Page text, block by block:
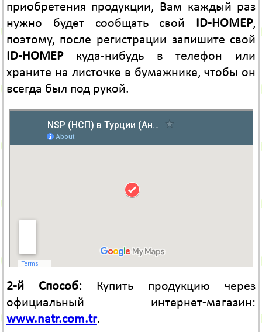
приобретения продукции, Вам каждый раз
нужно будет сообщать свой ID-НОМЕР,
поэтому, после регистрации запишите свой
ID-НОМЕРкуда-нибудь в телефон или
храните на листочке в бумажнике, чтобы он
всегда был под рукой.
2-й Способ:Купить продукцию через
официальный интернет-магазин:
www.natr.com.tr.